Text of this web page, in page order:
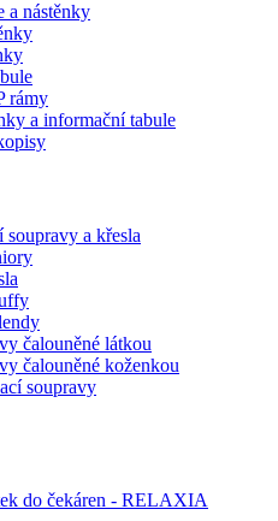
a nástěnky
rámy
a informační tabule
soupravy a křesla
čalouněné látkou
čalouněné koženkou
soupravy
do čekáren - RELAXIA